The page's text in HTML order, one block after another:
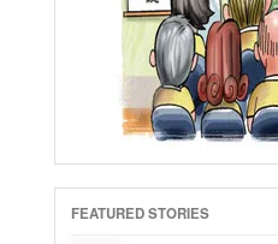
FEATURED STORIES